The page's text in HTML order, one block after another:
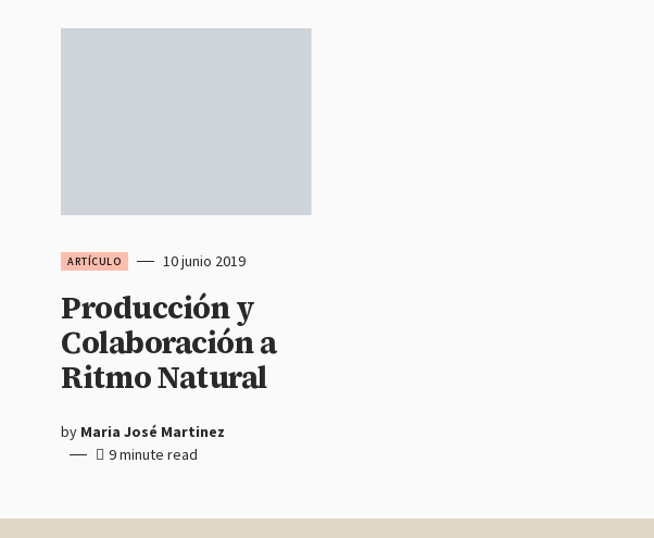
ARTÍCULO 10 junio 2019
Producción y
Colaboración a
Ritmo Natural
by Maria José Martinez
9 minute read